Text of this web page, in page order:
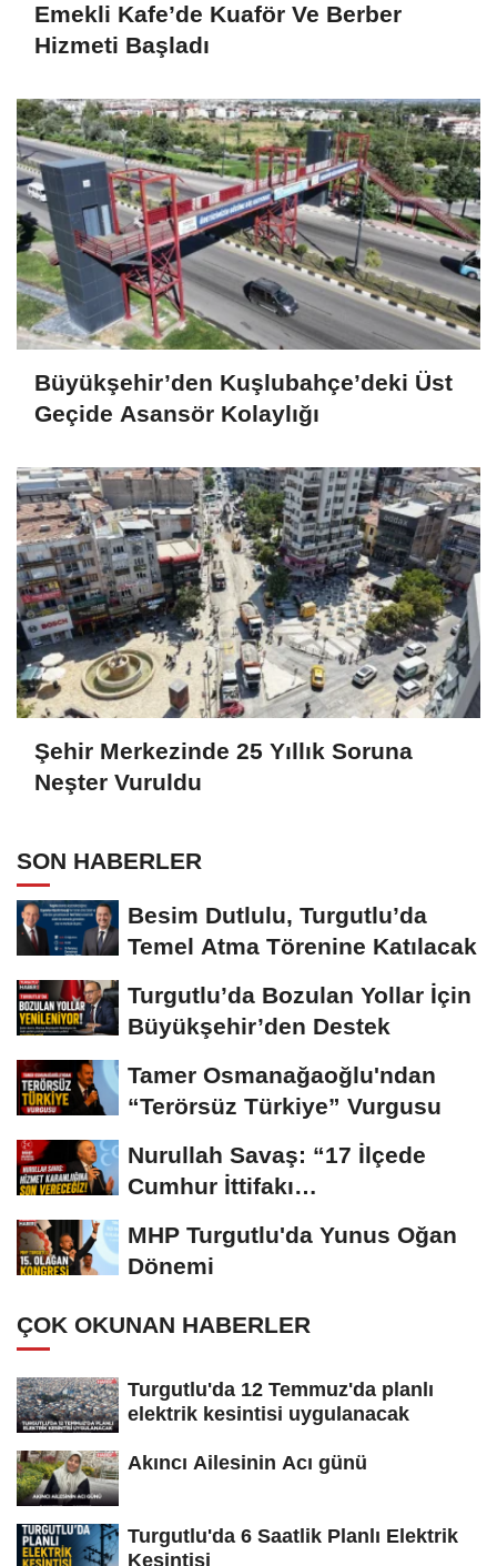
Emekli Kafe’de Kuaför Ve Berber
Hizmeti Başladı
Büyükşehir’den Kuşlubahçe’deki Üst
Geçide Asansör Kolaylığı
Şehir Merkezinde 25 Yıllık Soruna
Neşter Vuruldu
SON HABERLER
Besim Dutlulu, Turgutlu’da
Temel Atma Törenine Katılacak
Turgutlu’da Bozulan Yollar İçin
Büyükşehir’den Destek
Tamer Osmanağaoğlu'ndan
“Terörsüz Türkiye” Vurgusu
Nurullah Savaş: “17 İlçede
Cumhur İttifakı
MHP Turgutlu'da Yunus Oğan
Dönemi
ÇOK OKUNAN HABERLER
Turgutlu'da 12 Temmuz'da planlı
elektrik kesintisi uygulanacak
Akıncı Ailesinin Acı günü
Turgutlu'da 6 Saatlik Planlı Elektrik
Kesintisi